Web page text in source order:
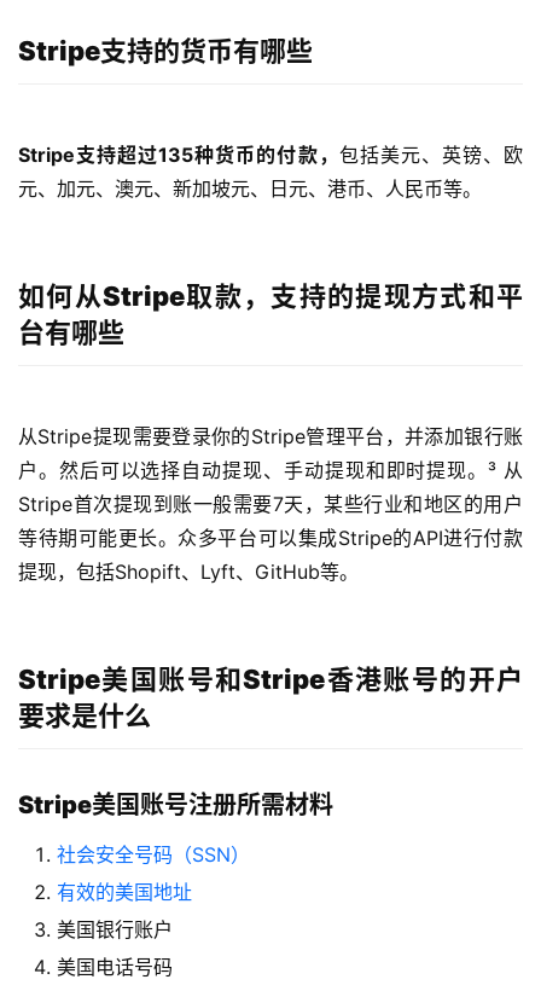
Stripe支持的货币有哪些
Stripe支持超过135种货币的付款， 包括美元、英镑、欧
元、加元、澳元、新加坡元、日元、港币、人民币等。
如何从Stripe取款，支持的提现方式和平
台有哪些
从Stripe提现需要登录你的Stripe管理平台，并添加银行账
户。然后可以选择自动提现、手动提现和即时提现。³ 从
Stripe首次提现到账一般需要7天，某些行业和地区的用户
等待期可能更长。众多平台可以集成Stripe的API进行付款
提现，包括Shopift、Lyft、GitHub等。
Stripe美国账号和Stripe香港账号的开户
要求是什么
Stripe美国账号注册所需材料
社会安全号码（SSN）
有效的美国地址
美国银行账户
美国电话号码